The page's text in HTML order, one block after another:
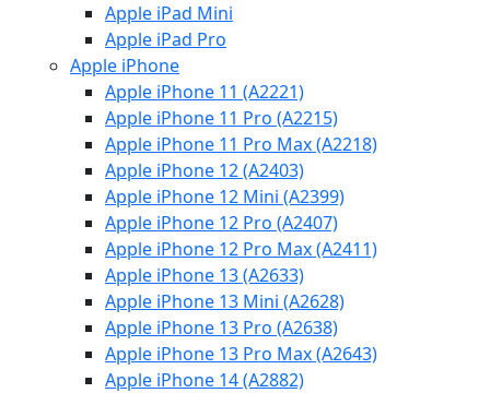
Apple iPad Mini
Apple iPad Pro
Apple iPhone
Apple iPhone 11 (A2221)
Apple iPhone 11 Pro (A2215)
Apple iPhone 11 Pro Max (A2218)
Apple iPhone 12 (A2403)
Apple iPhone 12 Mini (A2399)
Apple iPhone 12 Pro (A2407)
Apple iPhone 12 Pro Max (A2411)
Apple iPhone 13 (A2633)
Apple iPhone 13 Mini (A2628)
Apple iPhone 13 Pro (A2638)
Apple iPhone 13 Pro Max (A2643)
Apple iPhone 14 (A2882)